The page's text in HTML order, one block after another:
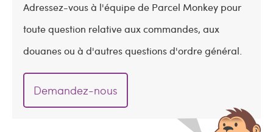
Adressez-vous à l'équipe de Parcel Monkey pour
toute question relative aux commandes, aux
douanes ou à d'autres questions d'ordre général.
Demandez-nous